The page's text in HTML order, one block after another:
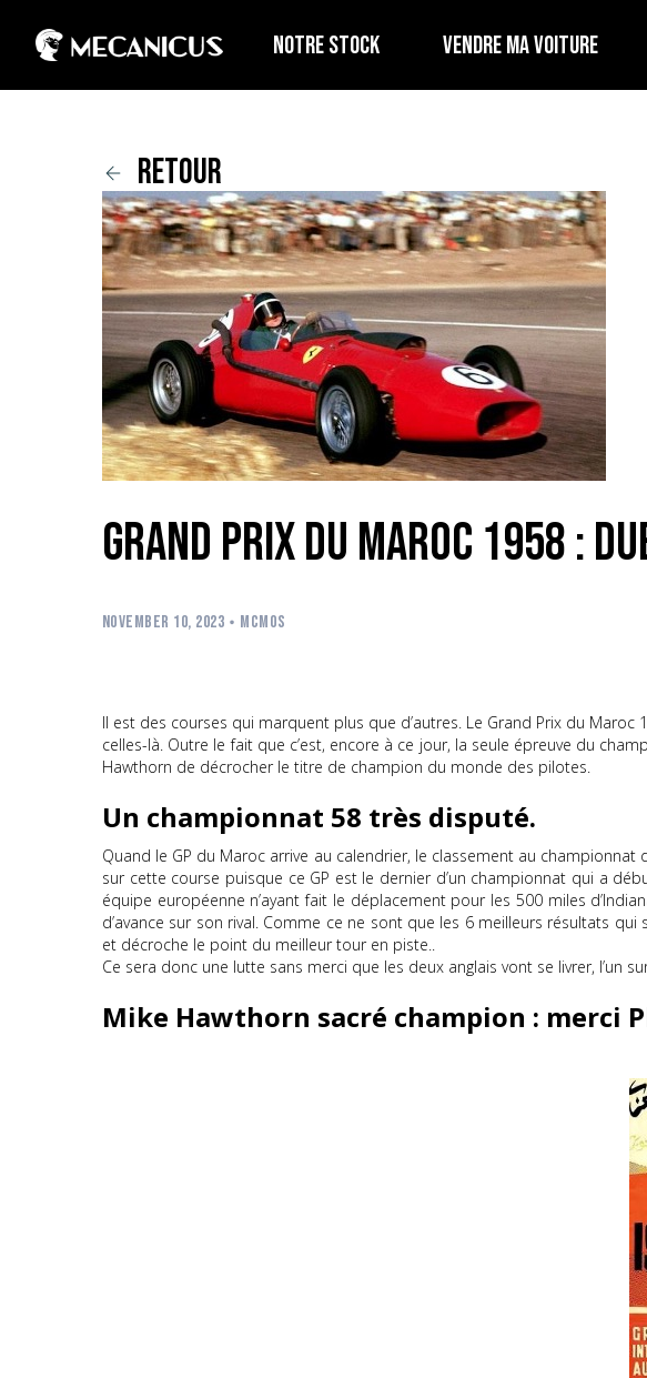
NOTRE STOCK VENDRE MA VOITURE
retour
Grand Prix du Maroc 1958 :
NOVEMBER 10, 2023 MCMOS
Il est des courses qui marquent plus que d’autres. Le Grand Prix du Maroc
celles-là. Outre le fait que c’est, encore à ce jour, la seule épreuve du
Hawthorn de décrocher le titre de champion du monde des pilotes.
Un championnat 58 très disputé.
Quand le GP du Maroc arrive au calendrier, le classement au
sur cette course puisque ce GP est le dernier d’un championnat qui a
équipe européenne n’ayant fait le déplacement pour les 500 miles
d’avance sur son rival. Comme ce ne sont que les 6 meilleurs résultats
et décroche le point du meilleur tour en piste..
Ce sera donc une lutte sans merci que les deux anglais vont se livrer, l’un
Mike Hawthorn sacré champion :